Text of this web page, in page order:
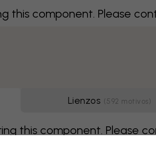
this component. Please
Lienzos (592 motivos)
this component. Please